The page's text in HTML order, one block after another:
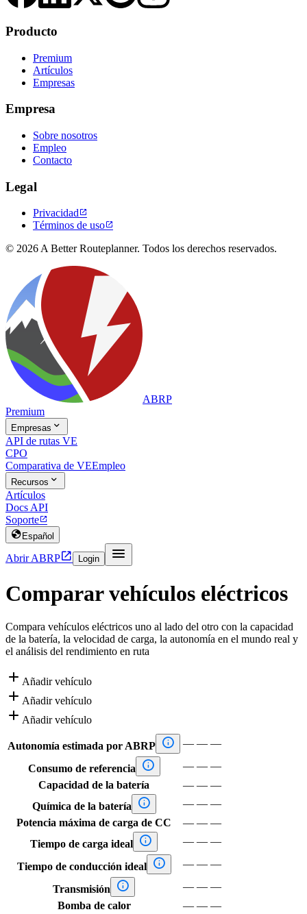
Producto
Premium
Artículos
Empresas
Empresa
Sobre nosotros
Empleo
Contacto
Legal
Privacidad
Términos de uso
© 2026 A Better Routeplanner. Todos los derechos reservados.
ABRP
Premium
Empresas 
API de rutas VE
CPO
Comparativa de VEEmpleo
Recursos 
Artículos
Docs API
Soporte
 Español
Abrir ABRP Login 
Comparar vehículos eléctricos
Compara vehículos eléctricos uno al lado del otro con la capacidad
de la batería, la velocidad de carga, la autonomía en el mundo real y
el análisis del rendimiento en ruta
 Añadir vehículo
 Añadir vehículo
 Añadir vehículo
Autonomía estimada por ABRP  — — —
Consumo de referencia  — — —
Capacidad de la batería
— — —
Química de la batería
 — — —
Potencia máxima de carga de CC
— — —
Tiempo de carga ideal  — — —
Tiempo de conducción ideal  — — —
Transmisión  — — —
Bomba de calor
— — —